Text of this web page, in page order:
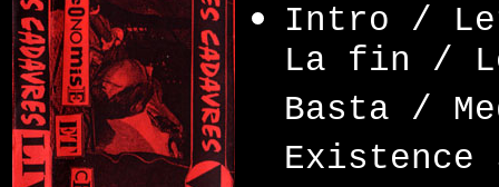
Intro /
La fin /
Basta /
Existence